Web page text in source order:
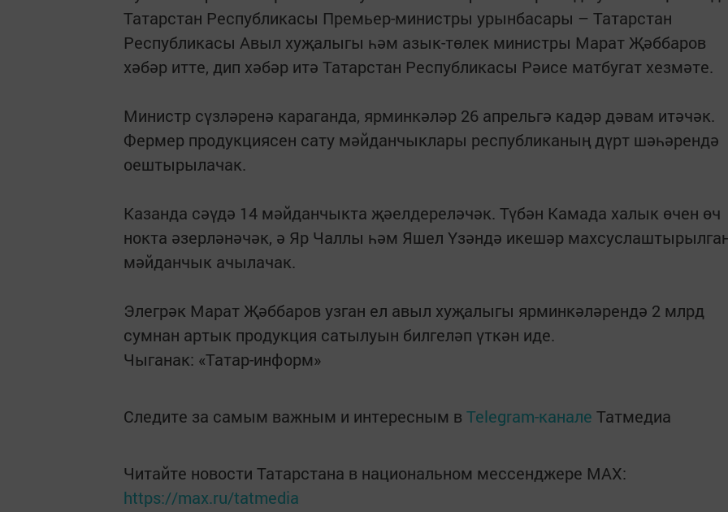
Татарстан Республикасы Премьер-министры урынбасары – Татарстан
Республикасы Авыл хуҗалыгы һәм азык-төлек министры Марат Җәббаров
хәбәр итте, дип хәбәр итә Татарстан Республикасы Рәисе матбугат хезмәте.
Министр сүзләренә караганда, ярминкәләр 26 апрельгә кадәр дәвам итәчәк.
Фермер продукциясен сату мәйданчыклары республиканың дүрт шәһәрендә
оештырылачак.
Казанда сәүдә 14 мәйданчыкта җәелдереләчәк. Түбән Камада халык өчен өч
нокта әзерләнәчәк, ә Яр Чаллы һәм Яшел Үзәндә икешәр
мәйданчык ачылачак.
Элегрәк Марат Җәббаров узган ел авыл хуҗалыгы ярминкәләрендә 2 млрд
сумнан артык продукция сатылуын билгеләп үткән иде.
Чыганак: «Татар-информ»
Следите за самым важным и интересным в Telegram-канале Татмедиа
Читайте новости Татарстана в национальном мессенджере MАХ:
https://max.ru/tatmedia